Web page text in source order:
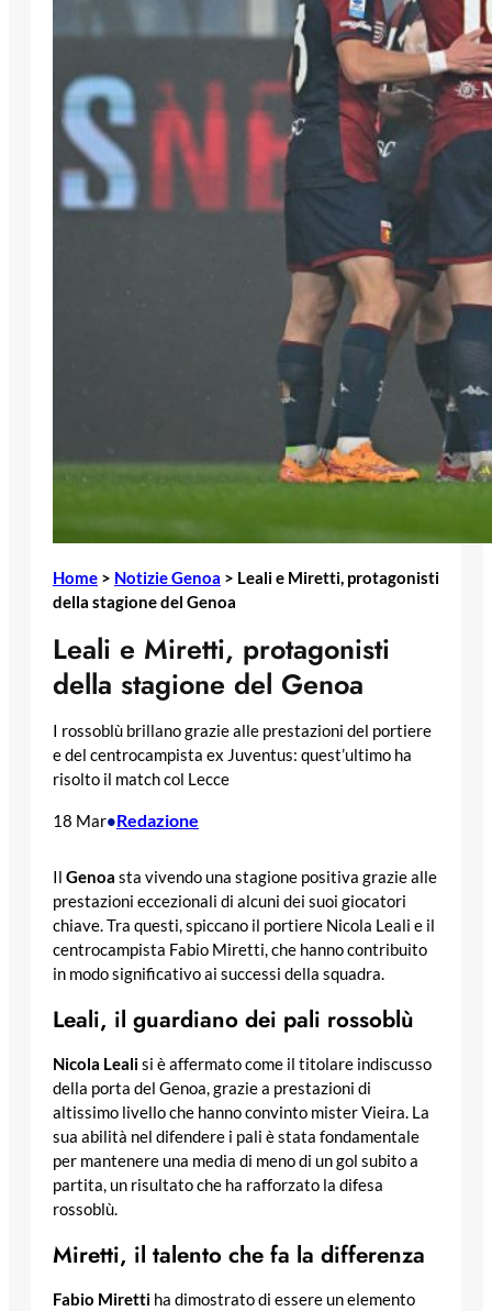
Home > Notizie Genoa > Leali e Miretti, protagonisti
della stagione del Genoa
Leali e Miretti, protagonisti
della stagione del Genoa
I rossoblù brillano grazie alle prestazioni del portiere
e del centrocampista ex Juventus: quest’ultimo ha
risolto il match col Lecce
18 Mar•Redazione
Il Genoa sta vivendo una stagione positiva grazie alle
prestazioni eccezionali di alcuni dei suoi giocatori
chiave. Tra questi, spiccano il portiere Nicola Leali e il
centrocampista Fabio Miretti, che hanno contribuito
in modo significativo ai successi della squadra.
Leali, il guardiano dei pali rossoblù
Nicola Lealisi è affermato come il titolare indiscusso
della porta del Genoa, grazie a prestazioni di
altissimo livello che hanno convinto mister Vieira. La
sua abilità nel difendere i pali è stata fondamentale
per mantenere una media di meno di un gol subito a
partita, un risultato che ha rafforzato la difesa
rossoblù.
Miretti, il talento che fa la differenza
Fabio Miretti ha dimostrato di essere un elemento